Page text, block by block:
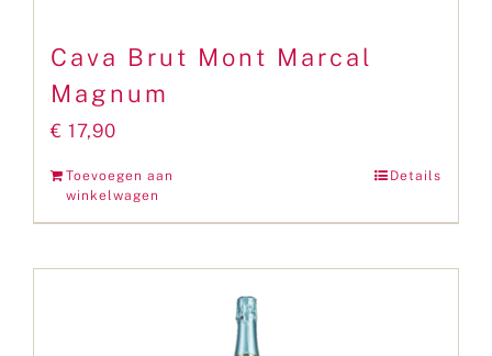
Cava Brut Mont Marcal
Magnum
€ 17,90
Toevoegen aan
winkelwagen
Details